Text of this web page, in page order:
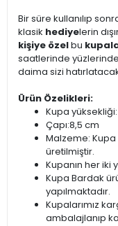
Bir süre kullanılıp
klasik hediyelerin
kişiye özelbu
saatlerinde
daima sizi
Ürün Özelikleri:
Kupa
Çapı:8,5 cm
Malzeme:
üretilmiştir.
Kupanın her iki
Kupa Bardak
yapılmaktadır.
Kupalarımız
ambalajlanıp